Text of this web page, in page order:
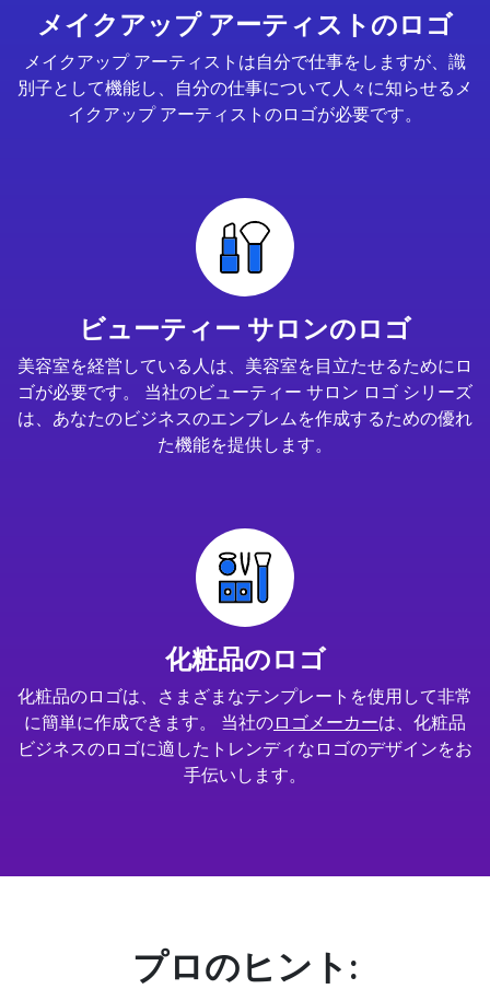
メイクアップ アーティストのロゴ
メイクアップ アーティストは自分で仕事をしますが、識
別子として機能し、自分の仕事について人々に知らせるメ
イクアップ アーティストのロゴが必要です。
ビューティー サロンのロゴ
美容室を経営している人は、美容室を目立たせるためにロ
ゴが必要です。 当社のビューティー サロン ロゴ シリーズ
は、あなたのビジネスのエンブレムを作成するための優れ
た機能を提供します。
化粧品のロゴ
化粧品のロゴは、さまざまなテンプレートを使用して非常
に簡単に作成できます。 当社のロゴメーカーは、化粧品
ビジネスのロゴに適したトレンディなロゴのデザインをお
手伝いします。
プロのヒント: